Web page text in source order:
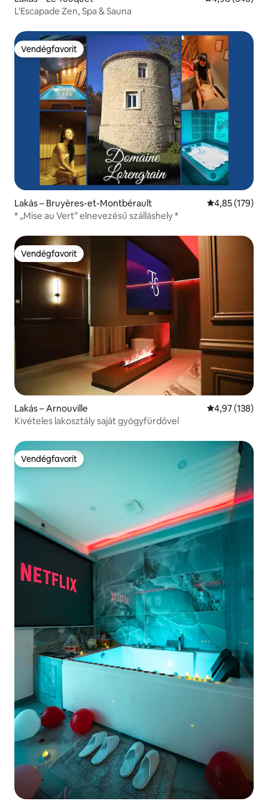
L'Escapade Zen, Spa & Sauna
Vendégfavorit
Vendégfavorit
Lakás – Bruyères-et-Montbérault Átlagos
4,85 (179)
* „Mise au Vert” elnevezésű szálláshely *
Vendégfavorit
Vendégfavorit
Lakás – Arnouville Átlagos
4,97 (138)
Kivételes lakosztály saját gyógyfürdővel
Vendégfavorit
Vendégfavorit